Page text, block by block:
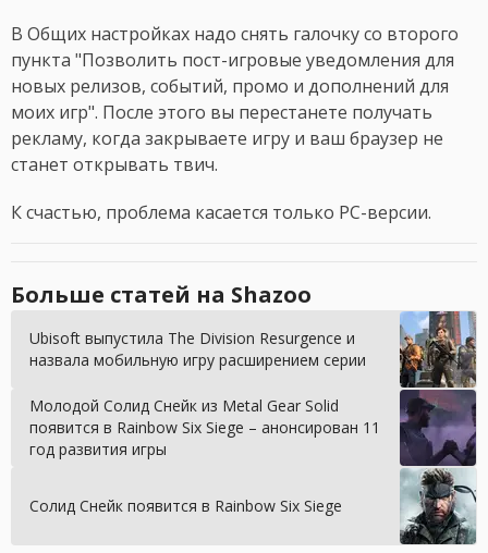
В Общих настройках надо снять галочку со второго
пункта "Позволить пост-игровые уведомления для
новых релизов, событий, промо и дополнений для
моих игр". После этого вы перестанете получать
рекламу, когда закрываете игру и ваш браузер не
станет открывать твич.
К счастью, проблема касается только PC-версии.
Больше статей на Shazoo
Ubisoft выпустила The Division Resurgence и
назвала мобильную игру расширением серии
Молодой Солид Снейк из Metal Gear Solid
появится в Rainbow Six Siege – анонсирован 11
год развития игры
Солид Снейк появится в Rainbow Six Siege